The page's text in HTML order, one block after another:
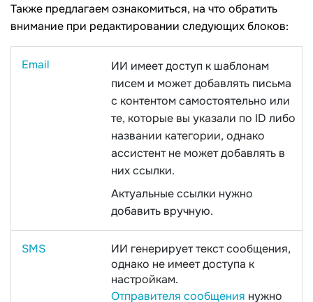
Также предлагаем ознакомиться, на что обратить
внимание при редактировании следующих блоков:
Email
ИИ имеет доступ к шаблонам
писем и может добавлять письма
с контентом самостоятельно или
те, которые вы указали по ID либо
названии категории, однако
ассистент не может добавлять в
них ссылки.
Актуальные ссылки нужно
добавить вручную.
SMS
ИИ генерирует текст сообщения,
однако не имеет доступа к
настройкам.
Отправителя сообщения нужно